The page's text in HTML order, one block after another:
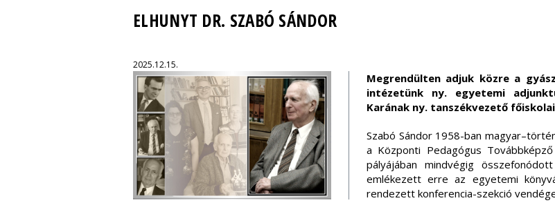
ELHUNYT DR. SZABÓ SÁNDOR
2025.12.15.
Megrendülten adjuk közre a
intézetünk ny. egyetemi
Karának ny. tanszékvezető
Szabó Sándor 1958-ban
a Központi Pedagógus
pályájában mindvégig
emlékezett erre az egyetemi
rendezett konferencia-szekció